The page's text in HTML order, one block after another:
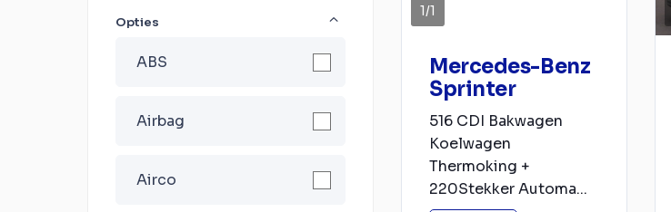
Opties
ABS
Airbag
Airco
1/1
Mercedes-Benz
Sprinter
516 CDI Bakwagen
Koelwagen
Thermoking +
220Stekker Automa...